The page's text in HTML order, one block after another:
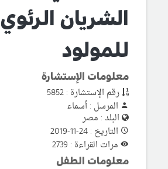
الشريان الرئوي
للمولود
معلومات الإستشارة
رقم الإستشارة : 5852
المرسل : أسماء
البلد : مصر
التاريخ : 24-11-2019
مرات القراءة : 2739
معلومات الطفل